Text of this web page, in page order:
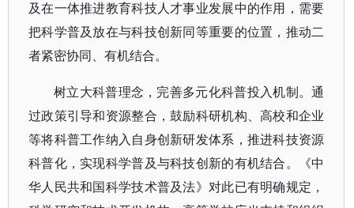
及在一体推进教育科技人才事业发展中的作用，需要
把科学普及放在与科技创新同等重要的位置，推动二
者紧密协同、有机结合。
树立大科普理念，完善多元化科普投入机制。通
过政策引导和资源整合，鼓励科研机构、高校和企业
等将科普工作纳入自身创新研发体系，推进科技资源
科普化，实现科学普及与科技创新的有机结合。《中
华人民共和国科学技术普及法》对此已有明确规定，